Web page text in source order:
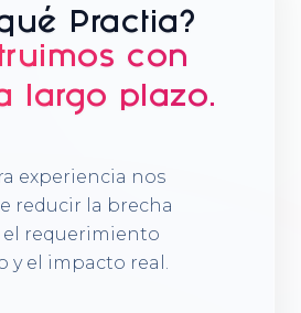
Practia?
con
largo plazo.
experiencia nos
reducir la brecha
requerimiento
y el impacto real.